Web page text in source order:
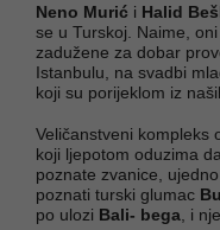
Neno Murić i Halid
se u Turskoj. Naime,
zadužene za dobar
Istanbulu, na svadbi
koji su porijeklom iz
Veličanstveni kompleks
koji ljepotom oduzima
poznate zvanice,
poznati turski glumac
po ulozi Bali- bega , i